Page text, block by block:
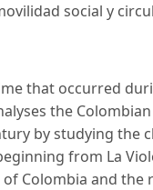
social y
that occurred
the
by studying the
from La
Colombia and